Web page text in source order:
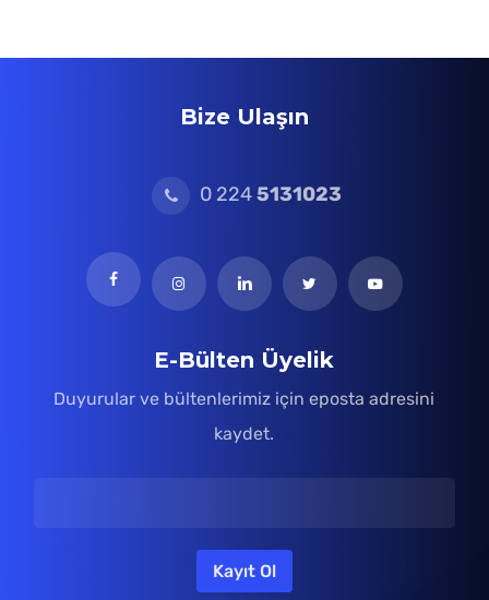
Bize Ulaşın
0 2245131023
E-Bülten Üyelik
Duyurular ve bültenlerimiz için eposta adresini
kaydet.